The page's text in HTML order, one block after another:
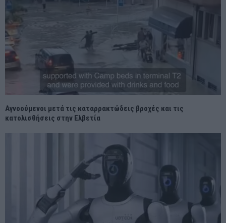
Αγνοούμενοι μετά τις καταρρακτώδεις βροχές και τις
κατολισθήσεις στην Ελβετία